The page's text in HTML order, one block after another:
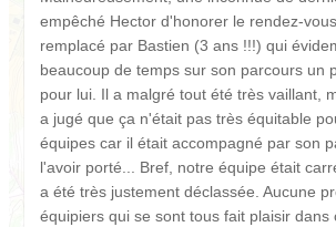
empêché Hector d'honorer le rendez-
remplacé par Bastien (3 ans !!!) qui
beaucoup de temps sur son parcours un
pour lui. Il a malgré tout été très vaillant,
a jugé que ça n'était pas très équitable
équipes car il était accompagné par son
l'avoir porté... Bref, notre équipe était
a été très justement déclassée. Aucune
équipiers qui se sont tous fait plaisir dans